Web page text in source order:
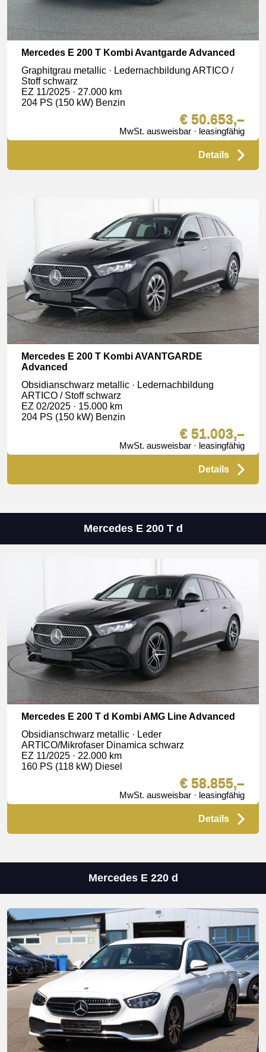
Mercedes E 200 T Kombi Avantgarde Advanced
Graphitgrau metallic · Ledernachbildung ARTICO /
Stoff schwarz
EZ 11/2025 · 27.000 km
204 PS (150 kW) Benzin
€ 50.653,–
MwSt. ausweisbar · leasingfähig
Details
Mercedes E 200 T Kombi AVANTGARDE
Advanced
Obsidianschwarz metallic · Ledernachbildung
ARTICO / Stoff schwarz
EZ 02/2025 · 15.000 km
204 PS (150 kW) Benzin
€ 51.003,–
MwSt. ausweisbar · leasingfähig
Details
Mercedes E 200 T d
Mercedes E 200 T d Kombi AMG Line Advanced
Obsidianschwarz metallic · Leder
ARTICO/Mikrofaser Dinamica schwarz
EZ 11/2025 · 22.000 km
160 PS (118 kW) Diesel
€ 58.855,–
MwSt. ausweisbar · leasingfähig
Details
Mercedes E 220 d